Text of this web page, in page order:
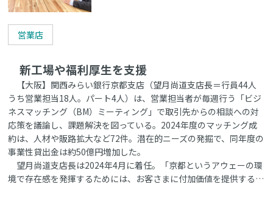
営業店
新工場や福利厚生を支援
【大阪】関西みらい銀行京都支店（望月尚道支店長＝行員44人
うち営業担当18人。パート4人）は、営業担当者が毎週行う「ビジ
ネスマッチング（BM）ミーティング」で取引先からの相談への対
応策を議論し、課題解決を図っている。2024年度のマッチング成
約は、人材や販路拡大など72件。潜在的ニーズの発掘で、同年度の
事業性貸出金は約50億円増加した。
望月尚道支店長は2024年4月に着任。「京都というアウェーの環
境で存在感を発揮するためには、お客さまに付加価値を提供する…